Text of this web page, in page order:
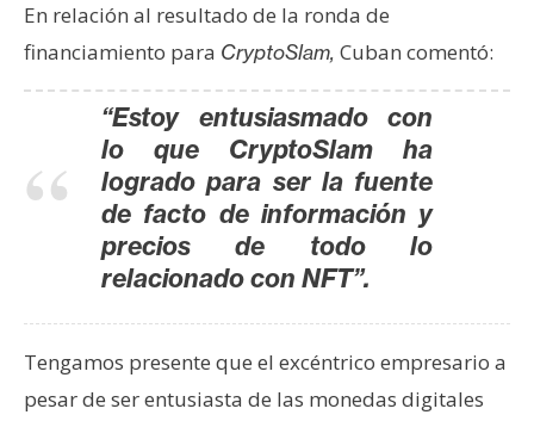
P
r
T
s
En relación al resultado de la ronda de
financiamiento para CryptoSlam, Cuban comentó:
“Estoy entusiasmado con
lo que CryptoSlam ha
logrado para ser la fuente
de facto de información y
precios de todo lo
relacionado con NFT”.
Tengamos presente que el excéntrico empresario a
pesar de ser entusiasta de las monedas digitales